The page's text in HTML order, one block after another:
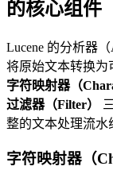
的核心组件
Lucene 的分析器
将原始文本转换为
字符映射器（
过滤器（Filter）
整的文本处理流水
字符映射器（